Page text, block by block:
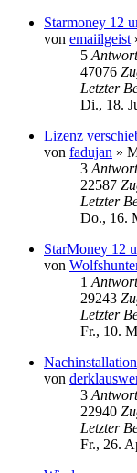
Starmoney 12
von emaiilgeist
5
47076
Letzter
Di., 18.
Lizenz
von fadujan »
3
22587
Letzter
Do., 16.
StarMoney 12
von
1
29243
Letzter
Fr., 10.
von
3
22940
Letzter
Fr., 26.